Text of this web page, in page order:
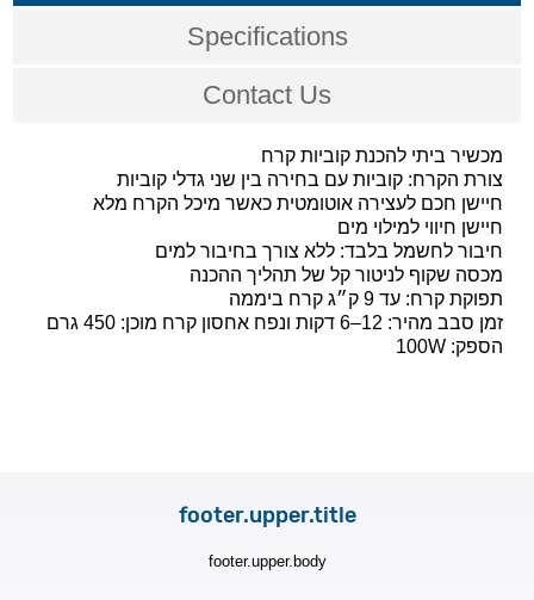
Specifications
Contact Us
מכשיר ביתי להכנת קוביות קרח
צורת הקרח: קוביות עם בחירה בין שני גדלי קוביות
חיישן חכם לעצירה אוטומטית כאשר מיכל הקרח מלא
חיישן חיווי למילוי מים
חיבור לחשמל בלבד: ללא צורך בחיבור למים
מכסה שקוף לניטור קל של תהליך ההכנה
תפוקת קרח: עד ‎9 ק״ג קרח ביממה
זמן סבב מהיר: ‎6–12 דקות ונפח אחסון קרח מוכן: ‎450 גרם
הספק: ‎100W
footer.upper.title
footer.upper.body